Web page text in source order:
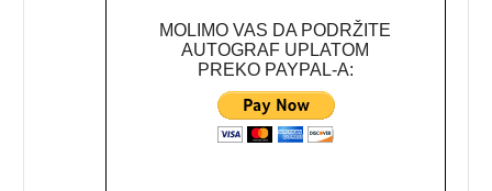
MOLIMO VAS DA PODRŽITE
AUTOGRAF UPLATOM
PREKO PAYPAL-A: